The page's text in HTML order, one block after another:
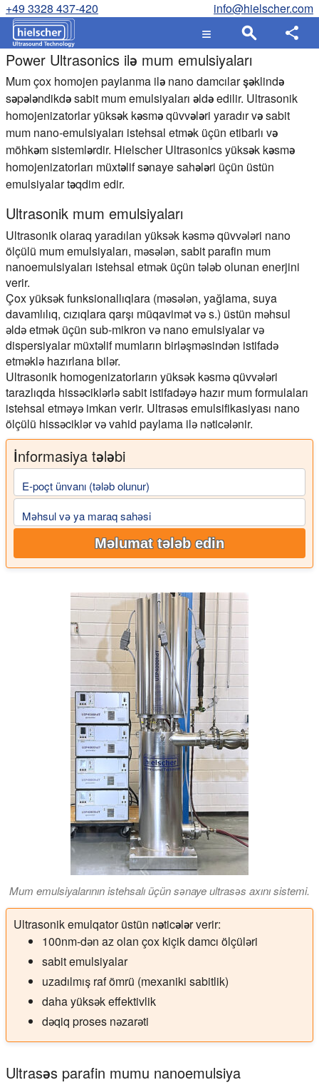
+49 3328 437-420 info@hielscher.com
Power Ultrasonics ilə mum emulsiyaları
Mum çox homojen paylanma ilə nano damcılar şəklində
səpələndikdə sabit mum emulsiyaları əldə edilir. Ultrasonik
homojenizatorlar yüksək kəsmə qüvvələri yaradır və sabit
mum nano-emulsiyaları istehsal etmək üçün etibarlı və
möhkəm sistemlərdir. Hielscher Ultrasonics yüksək kəsmə
homojenizatorları müxtəlif sənaye sahələri üçün üstün
emulsiyalar təqdim edir.
Ultrasonik mum emulsiyaları
Ultrasonik olaraq yaradılan yüksək kəsmə qüvvələri nano
ölçülü mum emulsiyaları, məsələn, sabit parafin mum
nanoemulsiyaları istehsal etmək üçün tələb olunan enerjini
verir.
Çox yüksək funksionallıqlara (məsələn, yağlama, suya
davamlılıq, cızıqlara qarşı müqavimət və s.) üstün məhsul
əldə etmək üçün sub-mikron və nano emulsiyalar və
dispersiyalar müxtəlif mumların birləşməsindən istifadə
etməklə hazırlana bilər.
Ultrasonik homogenizatorların yüksək kəsmə qüvvələri
tarazlıqda hissəciklərlə sabit istifadəyə hazır mum formulaları
istehsal etməyə imkan verir. Ultrasəs emulsifikasiyası nano
ölçülü hissəciklər və vahid paylama ilə nəticələnir.
İnformasiya tələbi
E-poçt ünvanı (tələb olunur)
Məhsul və ya maraq sahəsi
Məlumat tələb edin
Mum emulsiyalarının istehsalı üçün sənaye ultrasəs axını sistemi.
Ultrasonik emulqator üstün nəticələr verir:
100nm-dən az olan çox kiçik damcı ölçüləri
sabit emulsiyalar
uzadılmış raf ömrü (mexaniki sabitlik)
daha yüksək effektivlik
dəqiq proses nəzarəti
Ultrasəs parafin mumu nanoemulsiya